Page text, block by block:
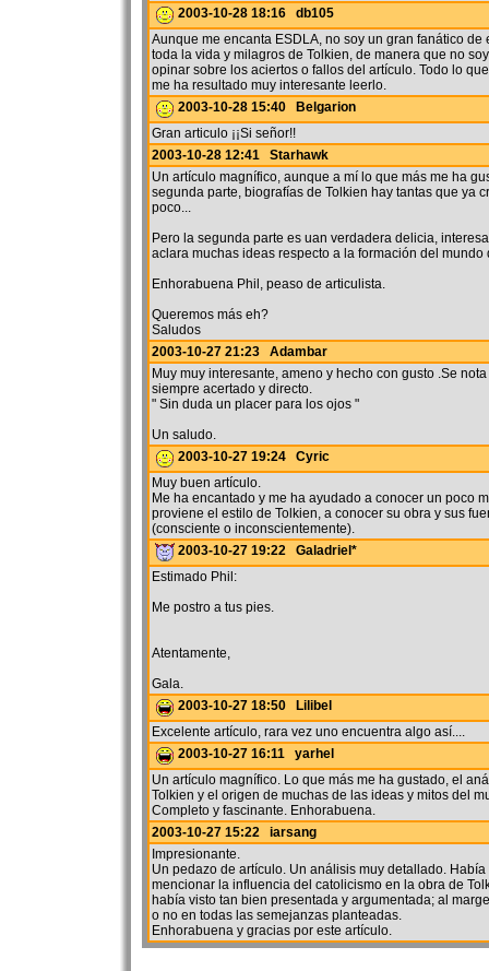
2003-10-28 18:16 db105
Aunque me encanta ESDLA, no soy un gran fanático de
toda la vida y milagros de Tolkien, de manera que no
opinar sobre los aciertos o fallos del artículo. Todo lo
me ha resultado muy interesante leerlo.
2003-10-28 15:40 Belgarion
Gran articulo ¡¡Si señor!!
2003-10-28 12:41 Starhawk
Un artículo magnífico, aunque a mí lo que más me ha
segunda parte, biografías de Tolkien hay tantas que ya
poco...
Pero la segunda parte es uan verdadera delicia,
aclara muchas ideas respecto a la formación del mundo
Enhorabuena Phil, peaso de articulista.
Queremos más eh?
Saludos
2003-10-27 21:23 Adambar
Muy muy interesante, ameno y hecho con gusto .Se
siempre acertado y directo.
" Sin duda un placer para los ojos "
Un saludo.
2003-10-27 19:24 Cyric
Muy buen artículo.
Me ha encantado y me ha ayudado a conocer un poco
proviene el estilo de Tolkien, a conocer su obra y sus
(consciente o inconscientemente).
2003-10-27 19:22 Galadriel*
Estimado Phil:
Me postro a tus pies.
Atentamente,
Gala.
2003-10-27 18:50 Lilibel
Excelente artículo, rara vez uno encuentra algo así....
2003-10-27 16:11 yarhel
Un artículo magnífico. Lo que más me ha gustado, el
Tolkien y el origen de muchas de las ideas y mitos del
Completo y fascinante. Enhorabuena.
2003-10-27 15:22 iarsang
Impresionante.
Un pedazo de artículo. Un análisis muy detallado.
mencionar la influencia del catolicismo en la obra de
había visto tan bien presentada y argumentada; al
o no en todas las semejanzas planteadas.
Enhorabuena y gracias por este artículo.